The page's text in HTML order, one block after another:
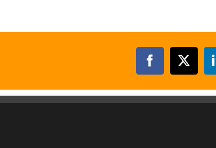
Facebook
X